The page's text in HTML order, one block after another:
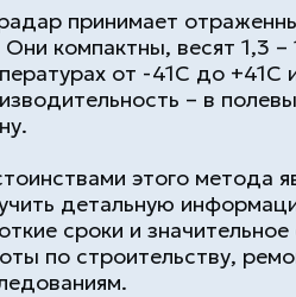
принимает
Они компактны, весят 1,3
от -41С до +41С
– в
этого метода
детальную
сроки и
по строительству,